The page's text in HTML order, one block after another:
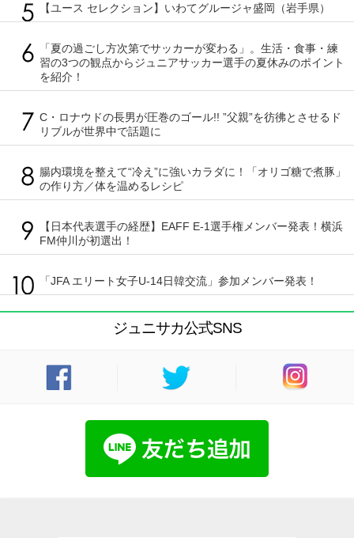
【ユース セレクション】いわてグルージャ盛岡（岩手県）
「夏の過ごし方次第でサッカーが変わる」。生活・食事・練
習の3つの観点からジュニアサッカー選手の夏休みのポイント
を紹介！
C・ロナウドの長男が圧巻のゴール!! ”父親”を彷彿とさせるド
リブルが世界中で話題に
腸内環境を整えて“冷え”に強いカラダに！「オリゴ糖で煮豚」
の作り方／体を温めるレシピ
【日本代表選手の経歴】EAFF E-1選手権メンバー発表！横浜
FM仲川が初選出！
「JFA エリート女子U-14日韓交流」参加メンバー発表！
ジュニサカ公式SNS